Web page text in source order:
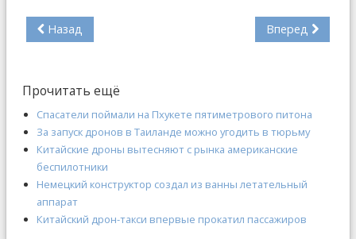
Назад Вперед
Прочитать ещё
Спасатели поймали на Пхукете пятиметрового питона
За запуск дронов в Таиланде можно угодить в тюрьму
Китайские дроны вытесняют с рынка американские
беспилотники
Немецкий конструктор создал из ванны летательный
аппарат
Китайский дрон-такси впервые прокатил пассажиров